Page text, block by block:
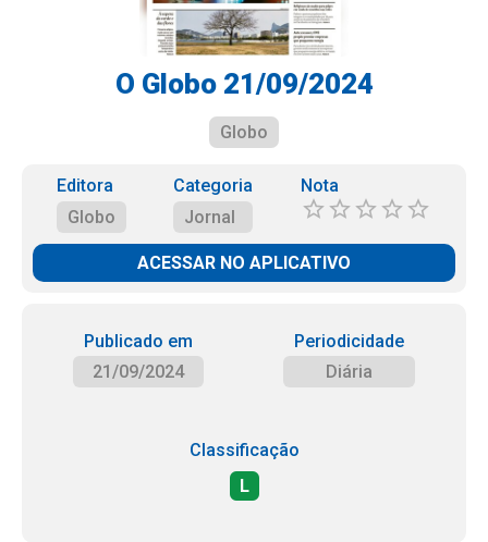
O Globo 21/09/2024
Globo
Editora
Globo
Categoria
Jornal
Nota
ACESSAR NO APLICATIVO
Publicado em
21/09/2024
Periodicidade
Diária
Classificação
L